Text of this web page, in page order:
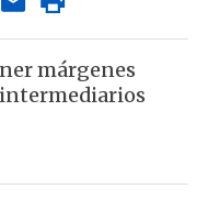
márgenes